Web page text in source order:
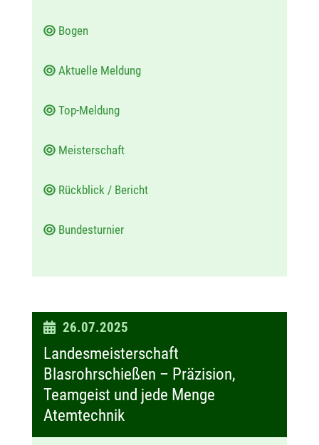
Bogen
Aktuelle Meldung
Top-Meldung
Meisterschaft
Rückblick / Bericht
Bundesturnier
D
a
:
26.07.2025
Landesmeisterschaft
Blasrohrschießen – Präzision,
Teamgeist und jede Menge
Atemtechnik